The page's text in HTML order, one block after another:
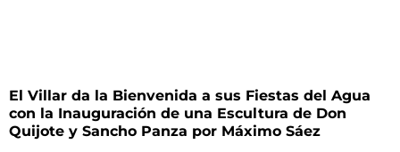
El Villar da la Bienvenida a sus Fiestas del Agua
con la Inauguración de una Escultura de Don
Quijote y Sancho Panza por Máximo Sáez